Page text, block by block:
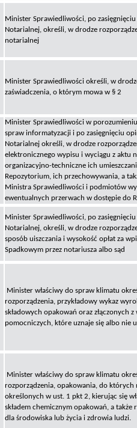
Minister Sprawiedliwości, po
Notarialnej, określi, w drodze
notarialnej
Minister Sprawiedliwości określi, w
zaświadczenia, o którym mowa w § 2
Minister Sprawiedliwości w
spraw informatyzacji i po zasięgnięciu
Notarialnej określi, w drodze
elektronicznego wypisu i wyciągu z aktu
organizacyjno-techniczne ich
Repozytorium, ich przechowywania, a
Ministra Sprawiedliwości i podmiotów
ewentualnych przerwach w dostępie do
Minister Sprawiedliwości, po
Notarialnej, określi, w drodze
sposób uiszczania i wysokość opłat za
Spadkowym przez notariusza albo sąd
Minister właściwy do spraw klimatu
rozporządzenia, przykładowy wykaz
składowych opakowań oraz złączonych
pomocniczych, które uznaje się albo nie
Minister właściwy do spraw klimatu
rozporządzenia, opakowania, do których
określonych w ust. 1 pkt 2, kierując się
składem chemicznym opakowań, a także
dla środowiska lub życia i zdrowia ludzi.